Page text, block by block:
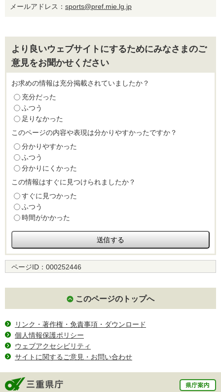
メールアドレス： sports@pref.mie.lg.jp
より良いウェブサイトにするためにみなさまのご
意見をお聞かせください
お求めの情報は充分掲載されていましたか？
充分だった
ふつう
足りなかった
このページの内容や表現は分かりやすかったですか？
分かりやすかった
ふつう
分かりにくかった
この情報はすぐに見つけられましたか？
すぐに見つかった
ふつう
時間がかかった
ページID： 000252446
このページのトップへ
リンク・著作権・免責事項・ダウンロード
個人情報保護ポリシー
ウェブアクセシビリティ
サイトに関するご意見・お問い合わせ